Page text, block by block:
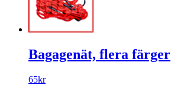
Bagagenät, flera färger
65kr